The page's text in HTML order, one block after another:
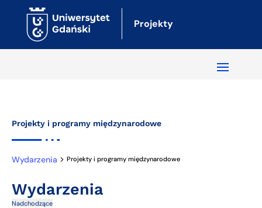
Projekty
Projekty i programy międzynarodowe
Wydarzenia Projekty i programy międzynarodowe
Wydarzenia
Nadchodzące